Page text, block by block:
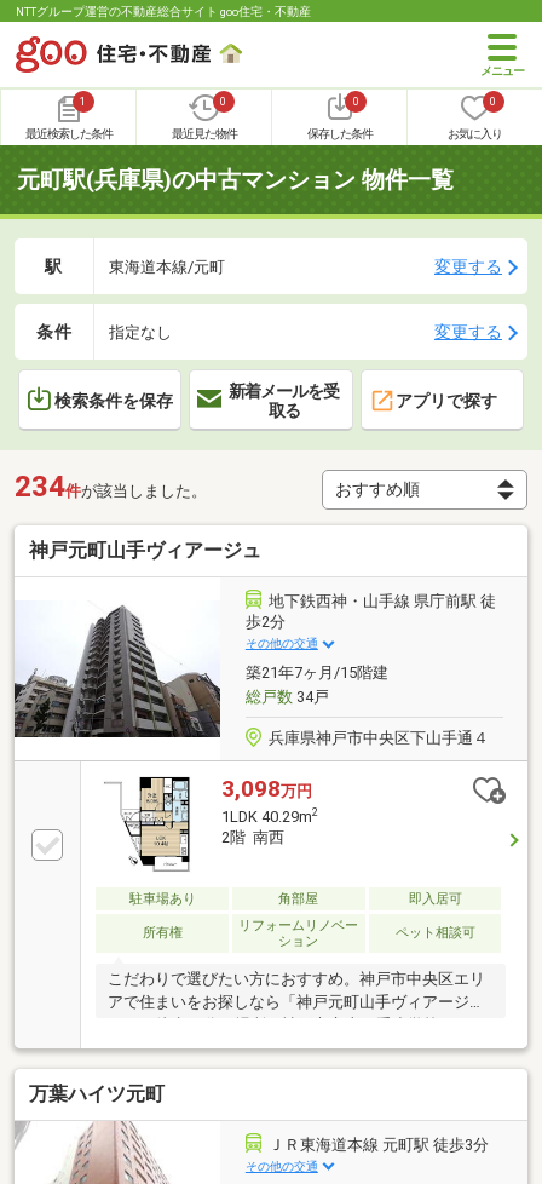
NTTグループ運営の不動産総合サイト goo住宅・不動産
1
最近検索した条件
0
最近見た物件
0
保存した条件
0
お気に入り
元町駅(兵庫県)の中古マンション 物件一覧
駅 東海道本線/元町 変更する
条件 指定なし 変更する
検索条件を保存
新着メールを受
取る
アプリで探す
234件が該当しました。
神戸元町山手ヴィアージュ
地下鉄西神・山手線 県庁前駅 徒
歩2分
その他の交通
築21年7ヶ月/15階建
総戸数34戸
兵庫県神戸市中央区下山手通４
3,098万円
1LDK 40.29m2
2階 南西
駐車場あり 角部屋 即入居可
所有権
リフォームリノベー
ション
ペット相談可
こだわりで選びたい方におすすめ。神戸市中央区エリ
アで住まいをお探しなら「神戸元町山手ヴィアージ
ュ」。徒歩15分の場所に神戸市立山の手小学校があり
ます。交通アクセスが良好な東海道本線元町周辺な
ら、どこ
万葉ハイツ元町
ＪＲ東海道本線 元町駅 徒歩3分
その他の交通